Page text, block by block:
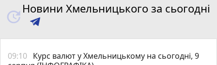
Новини Хмельницького за сьогодні
09:10 Курс валют у Хмельницькому на сьогодні, 9